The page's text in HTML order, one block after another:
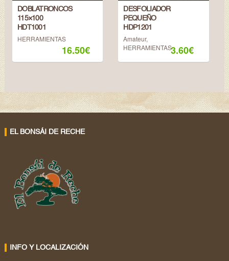
DOBLATRONCOS
115×100
HDT1001
HERRAMIENTAS
16.50€
DESFOLIADOR
PEQUEÑO
HDP1201
Amateur,
HERRAMIENTAS3.60€
EL BONSÁI DE RECHE
INFO Y LOCALIZACIÓN